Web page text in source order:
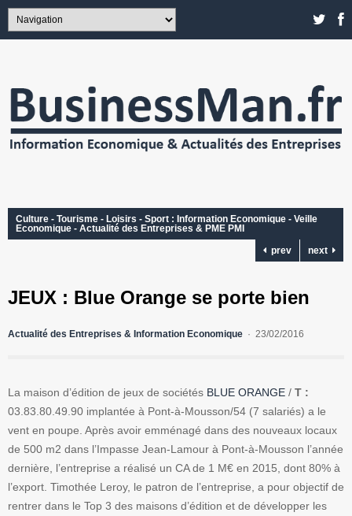
Culture - Tourisme - Loisirs - Sport : Information Economique - Veille
Economique - Actualité des Entreprises & PME PMI
prev
next
JEUX : Blue Orange se porte bien
Actualité des Entreprises & Information Economique 23/02/2016
La maison d’édition de jeux de sociétés BLUE ORANGE / T :
03.83.80.49.90 implantée à Pont-à-Mousson/54 (7 salariés) a le
vent en poupe. Après avoir emménagé dans des nouveaux locaux
de 500 m2 dans l’Impasse Jean-Lamour à Pont-à-Mousson l’année
dernière, l’entreprise a réalisé un CA de 1 M€ en 2015, dont 80% à
l’export. Timothée Leroy, le patron de l’entreprise, a pour objectif de
rentrer dans le Top 3 des maisons d’édition et de développer les